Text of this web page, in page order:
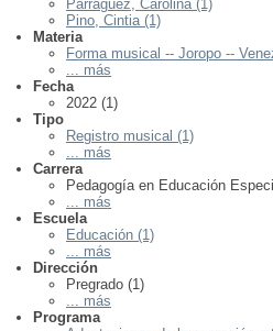
Parraguez, Carolina (1)
Pino, Cintia (1)
Materia
Forma musical -- Joropo --
... más
Fecha
2022 (1)
Tipo
Registro musical (1)
... más
Carrera
Pedagogía en Educación
... más
Escuela
Educación (1)
... más
Dirección
Pregrado (1)
... más
Programa